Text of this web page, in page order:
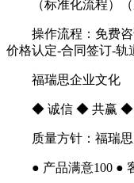
（标准化流程）
操作流程：免费
价格认定-合同签订-轨
福瑞思企业文化
◆ 诚信 ◆ 共赢 ◆
质量方针：福瑞
● 产品满意100 ●